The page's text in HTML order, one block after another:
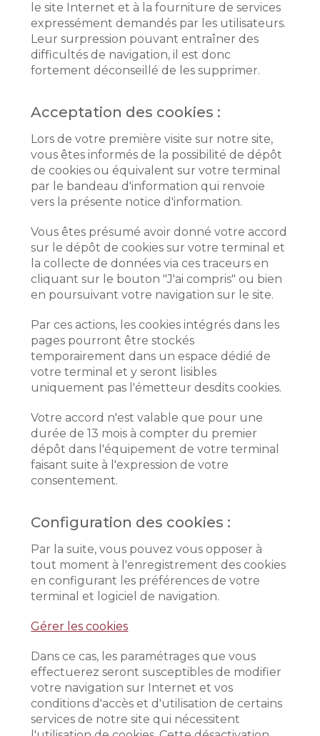
le site Internet et à la fourniture de services
expressément demandés par les utilisateurs.
Leur surpression pouvant entraîner des
difficultés de navigation, il est donc
fortement déconseillé de les supprimer.
Acceptation des cookies :
Lors de votre première visite sur notre site,
vous êtes informés de la possibilité de dépôt
de cookies ou équivalent sur votre terminal
par le bandeau d'information qui renvoie
vers la présente notice d'information.
Vous êtes présumé avoir donné votre accord
sur le dépôt de cookies sur votre terminal et
la collecte de données via ces traceurs en
cliquant sur le bouton "J'ai compris" ou bien
en poursuivant votre navigation sur le site.
Par ces actions, les cookies intégrés dans les
pages pourront être stockés
temporairement dans un espace dédié de
votre terminal et y seront lisibles
uniquement pas l'émetteur desdits cookies.
Votre accord n'est valable que pour une
durée de 13 mois à compter du premier
dépôt dans l'équipement de votre terminal
faisant suite à l'expression de votre
consentement.
Configuration des cookies :
Par la suite, vous pouvez vous opposer à
tout moment à l'enregistrement des cookies
en configurant les préférences de votre
terminal et logiciel de navigation.
Gérer les cookies
Dans ce cas, les paramétrages que vous
effectuerez seront susceptibles de modifier
votre navigation sur Internet et vos
conditions d'accès et d'utilisation de certains
services de notre site qui nécessitent